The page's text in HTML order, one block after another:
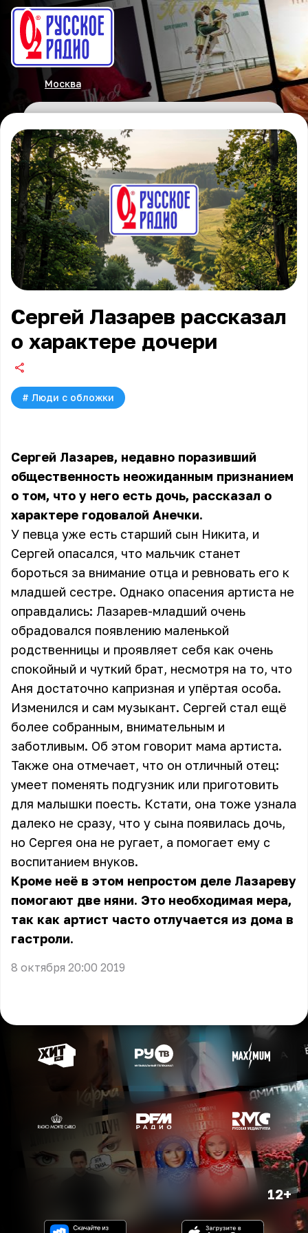
Москва
Сергей Лазарев рассказал
о характере дочери
# Люди с обложки
Сергей Лазарев, недавно поразивший
общественность неожиданным признанием
о том, что у него есть дочь, рассказал о
характере годовалой Анечки.
У певца уже есть старший сын Никита, и
Сергей опасался, что мальчик станет
бороться за внимание отца и ревновать его к
младшей сестре. Однако опасения артиста не
оправдались: Лазарев-младший очень
обрадовался появлению маленькой
родственницы и проявляет себя как очень
спокойный и чуткий брат, несмотря на то, что
Аня достаточно капризная и упёртая особа.
Изменился и сам музыкант. Сергей стал ещё
более собранным, внимательным и
заботливым. Об этом говорит мама артиста.
Также она отмечает, что он отличный отец:
умеет поменять подгузник или приготовить
для малышки поесть. Кстати, она тоже узнала
далеко не сразу, что у сына появилась дочь,
но Сергея она не ругает, а помогает ему с
воспитанием внуков.
Кроме неё в этом непростом деле Лазареву
помогают две няни. Это необходимая мера,
так как артист часто отлучается из дома в
гастроли.
8 октября 20:00 2019
12+